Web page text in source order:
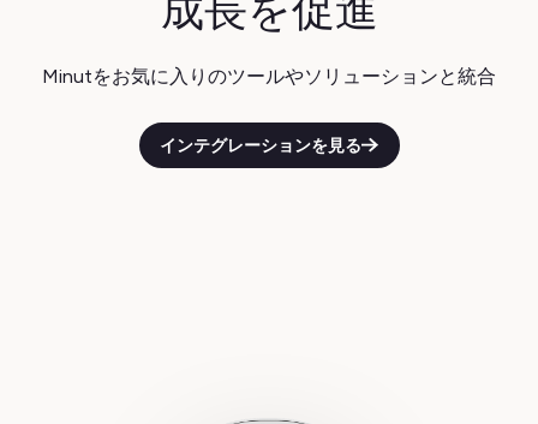
Minutをお気に入りのツールやソリューションと統合
インテグレーションを見る